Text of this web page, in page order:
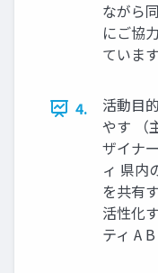
ながら
にご協
ています
4.
活動目
やす （
ザイナ
ィ 県内
を共有
活性化
ティ A B